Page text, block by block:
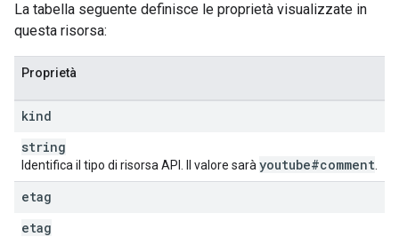
La tabella seguente definisce le proprietà visualizzate in
questa risorsa:
Proprietà
kind
string
Identifica il tipo di risorsa API. Il valore sarà youtube#comment
etag
etag